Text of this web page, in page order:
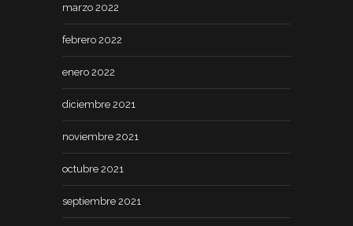
marzo 2022
febrero 2022
enero 2022
diciembre 2021
noviembre 2021
octubre 2021
septiembre 2021